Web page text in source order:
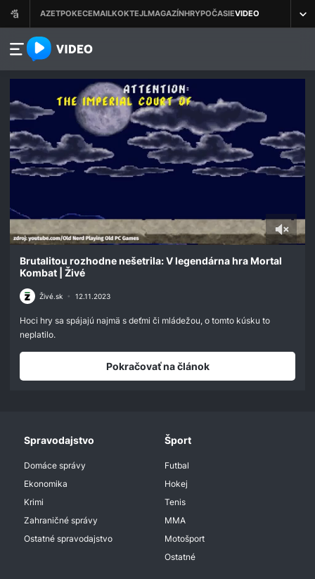
azet.video.sk
seconds
minutes,
seconds
Brutalitou rozhodne nešetrila: V legendárna hra Mortal
Kombat | Živé
Živé.sk • 12.11.2023
Hoci hry sa spájajú najmä s deťmi či mládežou, o tomto kúsku to
neplatilo.
Pokračovať na článok
Spravodajstvo
Domáce správy
Ekonomika
Krimi
Zahraničné správy
Ostatné spravodajstvo
Šport
Futbal
Hokej
Tenis
MMA
Motošport
Ostatné